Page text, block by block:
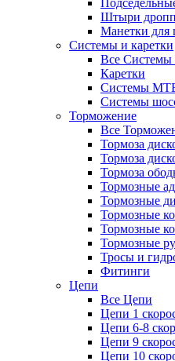
Штыри
Манетки для
Системы и каретки
Все Системы
Каретки
Системы
Системы
Торможение
Все
Тормоза
Тормоза
Тормоза
Тормозные
Тормозные
Тормозные
Тормозные
Тормозные
Тросы и
Фитинги
Цепи
Все Цепи
Цепи 1
Цепи 6-8
Цепи 9
Цепи 10